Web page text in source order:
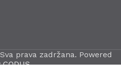
prava zadržana. Powered
CODUS